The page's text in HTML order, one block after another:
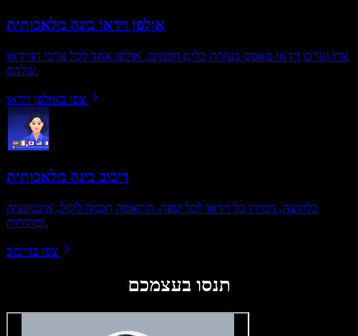
אולפן וידאו בינה מלאכותית
צרו וערכו וידאו מאפס בעזרת כלים חכמים. אולפן אחד לכל צרכי הווידאו
שלכם.
צפו באולפן וידאו
דיבוב בינה מלאכותית
בלחיצה, המירו כל וידאו לכל שפה. התאמה חכמה לקול, אינטונציה
ומהירות.
צפו בדיבוב
תנסו בעצמכם